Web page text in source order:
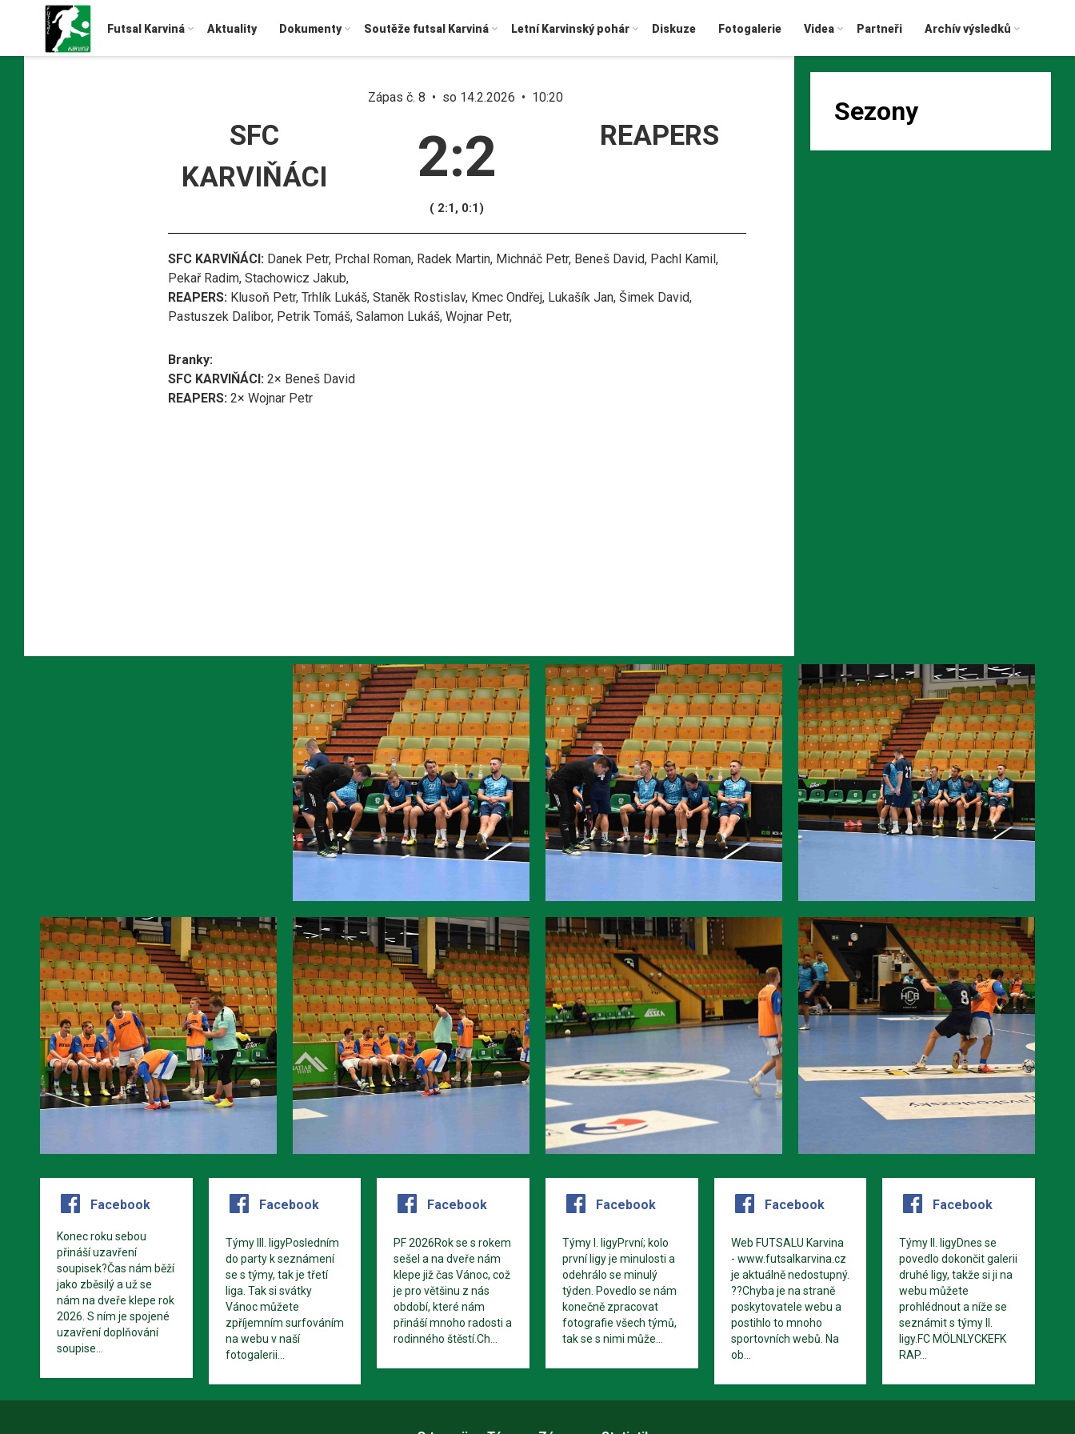
Futsal Karviná Aktuality Dokumenty Soutěže futsal Karviná Letní Karvinský pohár Diskuze Fotogalerie Videa Partneři Archív výsledků
Zápas č. 8 • so 14.2.2026 • 10:20
SFC
KARVIŇÁCI
2:2
( 2:1, 0:1)
REAPERS
SFC KARVIŇÁCI: Danek Petr, Prchal Roman, Radek Martin, Michnáč Petr, Beneš David, Pachl Kamil,
Pekař Radim, Stachowicz Jakub,
REAPERS: Klusoň Petr, Trhlík Lukáš, Staněk Rostislav, Kmec Ondřej, Lukašík Jan, Šimek David,
Pastuszek Dalibor, Petrik Tomáš, Salamon Lukáš, Wojnar Petr,
Branky:
SFC KARVIŇÁCI: 2× Beneš David
REAPERS: 2× Wojnar Petr
Sezony
Facebook
Konec roku sebou
přináší uzavření
soupisek?Čas nám běží
jako zběsilý a už se
nám na dveře klepe rok
2026. S ním je spojené
uzavření doplňování
soupise...
Facebook
Týmy III. ligyPosledním
do party k seznámení
se s týmy, tak je třetí
liga. Tak si svátky
Vánoc můžete
zpříjemním surfováním
na webu v naší
fotogalerii...
Facebook
PF 2026Rok se s rokem
sešel a na dveře nám
klepe již čas Vánoc, což
je pro většinu z nás
období, které nám
přináší mnoho radosti a
rodinného štěstí.Ch...
Facebook
Týmy I. ligyPrvní; kolo
první ligy je minulosti a
odehrálo se minulý
týden. Povedlo se nám
konečně zpracovat
fotografie všech týmů,
tak se s nimi může...
Facebook
Web FUTSALU Karvina
- www.futsalkarvina.cz
je aktuálně nedostupný.
??Chyba je na straně
poskytovatele webu a
postihlo to mnoho
sportovních webů. Na
ob...
Facebook
Týmy II. ligyDnes se
povedlo dokončit galerii
druhé ligy, takže si ji na
webu můžete
prohlédnout a níže se
seznámit s týmy II.
ligy.FC MÖLNLYCKEFK
RAP...